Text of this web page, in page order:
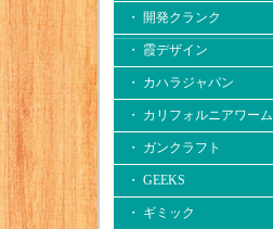
・ 開発クランク
・ 霞デザイン
・ カハラジャパン
・ カリフォルニアワーム
・ ガンクラフト
・ GEEKS
・ ギミック